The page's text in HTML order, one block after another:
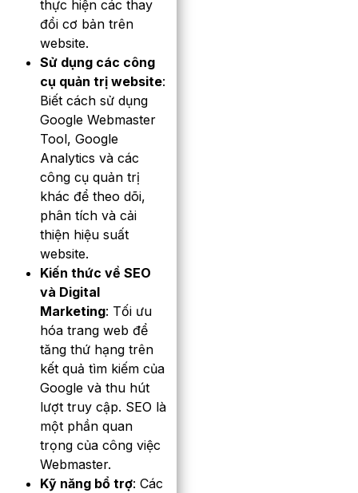
thực hiện các thay
đổi cơ bản trên
website.
Sử dụng các công
cụ quản trị website:
Biết cách sử dụng
Google Webmaster
Tool, Google
Analytics và các
công cụ quản trị
khác để theo dõi,
phân tích và cải
thiện hiệu suất
website.
Kiến thức về SEO
và Digital
Marketing: Tối ưu
hóa trang web để
tăng thứ hạng trên
kết quả tìm kiếm của
Google và thu hút
lượt truy cập. SEO là
một phần quan
trọng của công việc
Webmaster.
Kỹ năng bổ trợ: Các